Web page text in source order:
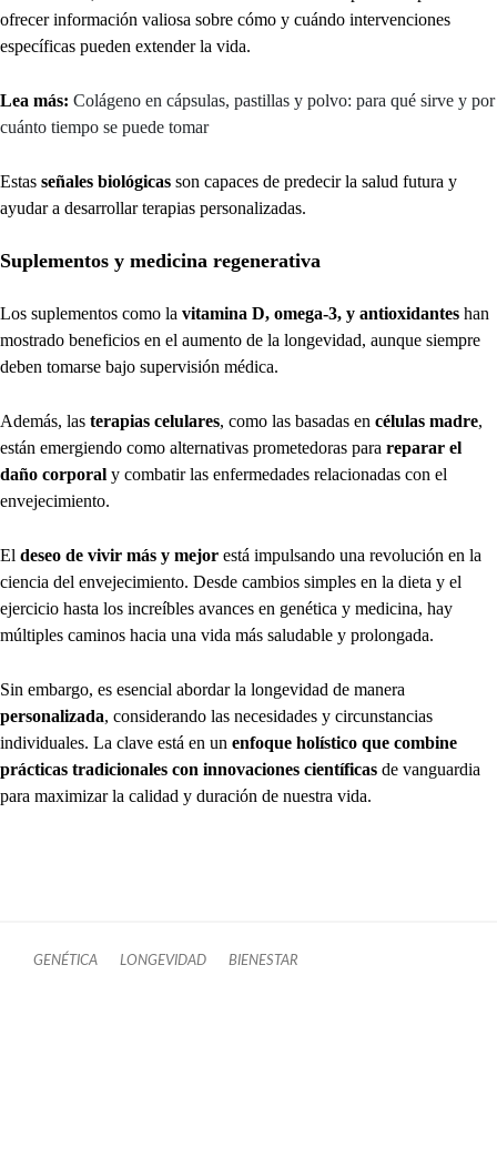
ofrecer información valiosa sobre cómo y cuándo intervenciones
específicas pueden extender la vida.
Lea más: Colágeno en cápsulas, pastillas y polvo: para qué sirve y por
cuánto tiempo se puede tomar
Estas señales biológicas son capaces de predecir la salud futura y
ayudar a desarrollar terapias personalizadas.
Suplementos y medicina regenerativa
Los suplementos como la vitamina D, omega-3, y antioxidantes han
mostrado beneficios en el aumento de la longevidad, aunque siempre
deben tomarse bajo supervisión médica.
Además, las terapias celulares, como las basadas en células madre,
están emergiendo como alternativas prometedoras para reparar el
daño corporal y combatir las enfermedades relacionadas con el
envejecimiento.
El deseo de vivir más y mejor está impulsando una revolución en la
ciencia del envejecimiento. Desde cambios simples en la dieta y el
ejercicio hasta los increíbles avances en genética y medicina, hay
múltiples caminos hacia una vida más saludable y prolongada.
Sin embargo, es esencial abordar la longevidad de manera
personalizada, considerando las necesidades y circunstancias
individuales. La clave está en un enfoque holístico que combine
prácticas tradicionales con innovaciones científicas de vanguardia
para maximizar la calidad y duración de nuestra vida.
GENÉTICA LONGEVIDAD BIENESTAR